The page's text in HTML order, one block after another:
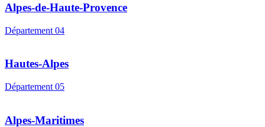
Alpes-de-Haute-Provence
Département 04
Hautes-Alpes
Département 05
Alpes-Maritimes